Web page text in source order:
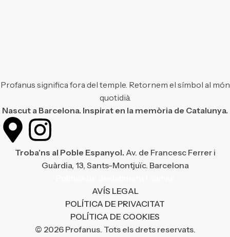
Profanus significa fora del temple. Retornem el símbol al món
quotidià.
Nascut a Barcelona. Inspirat en la memòria de Catalunya.
Troba'ns al Poble Espanyol. Av. de Francesc Ferrer i
Guàrdia, 13, Sants-Montjuïc. Barcelona
AVÍS LEGAL
POLÍTICA DE PRIVACITAT
POLÍTICA DE COOKIES
© 2026 Profanus. Tots els drets reservats.